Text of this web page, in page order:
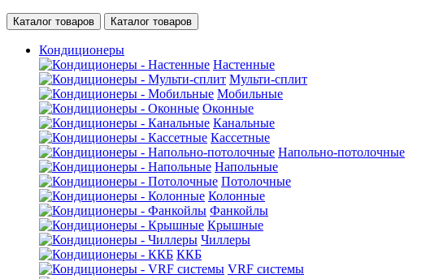
Каталог товаров Каталог товаров
Кондиционеры
Настенные
Мульти-сплит
Мобильные
Оконные
Канальные
Кассетные
Напольно-потолочные
Напольные
Потолочные
Колонные
Фанкойлы
Крышные
Чиллеры
ККБ
VRF системы